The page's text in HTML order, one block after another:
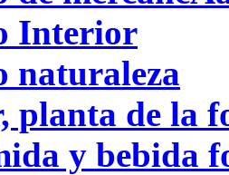
Interior
naturaleza
planta de la
y bebida